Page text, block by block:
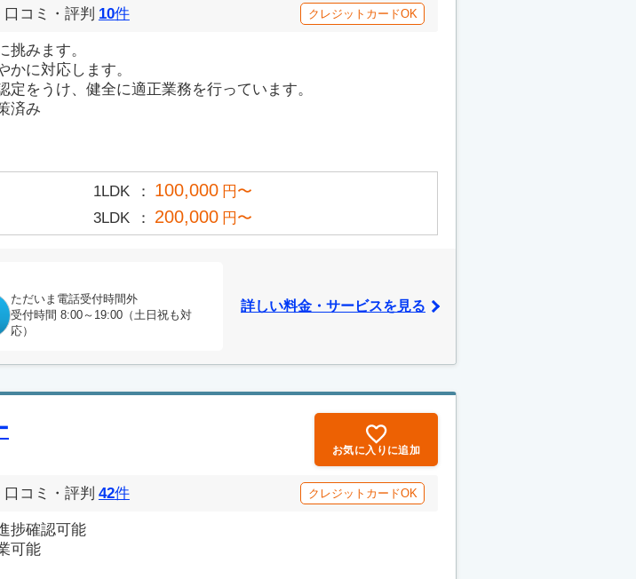
口コミ・評判 10件 クレジットカードOK
挑みます。
かに対応します。
定をうけ、健全に適正業務を行っています。
済み
1LDK 100,000 円〜
3LDK 200,000 円〜
ただいま電話受付時間外
受付時間 8:00～19:00（土日祝も対
応）
詳しい料金・サービスを見る
お気に入りに追加
口コミ・評判 42件 クレジットカードOK
捗確認可能
可能